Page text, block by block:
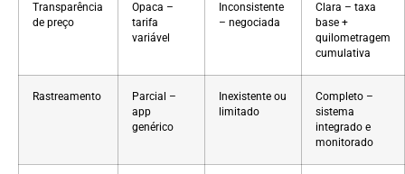
Transparência
de preço
Opaca –
tarifa
variável
Inconsistente
– negociada
Clara – taxa
base +
quilometragem
cumulativa
Rastreamento
Parcial –
app
genérico
Inexistente ou
limitado
Completo –
sistema
integrado e
monitorado